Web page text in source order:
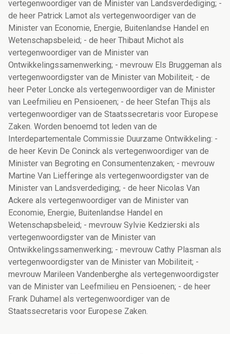
vertegenwoordiger van de Minister van Landsverdediging; -
de heer Patrick Lamot als vertegenwoordiger van de
Minister van Economie, Energie, Buitenlandse Handel en
Wetenschapsbeleid; - de heer Thibaut Michot als
vertegenwoordiger van de Minister van
Ontwikkelingssamenwerking; - mevrouw Els Bruggeman als
vertegenwoordigster van de Minister van Mobiliteit; - de
heer Peter Loncke als vertegenwoordiger van de Minister
van Leefmilieu en Pensioenen; - de heer Stefan Thijs als
vertegenwoordiger van de Staatssecretaris voor Europese
Zaken. Worden benoemd tot leden van de
Interdepartementale Commissie Duurzame Ontwikkeling: -
de heer Kevin De Coninck als vertegenwoordiger van de
Minister van Begroting en Consumentenzaken; - mevrouw
Martine Van Liefferinge als vertegenwoordigster van de
Minister van Landsverdediging; - de heer Nicolas Van
Ackere als vertegenwoordiger van de Minister van
Economie, Energie, Buitenlandse Handel en
Wetenschapsbeleid; - mevrouw Sylvie Kedzierski als
vertegenwoordigster van de Minister van
Ontwikkelingssamenwerking; - mevrouw Cathy Plasman als
vertegenwoordigster van de Minister van Mobiliteit; -
mevrouw Marileen Vandenberghe als vertegenwoordigster
van de Minister van Leefmilieu en Pensioenen; - de heer
Frank Duhamel als vertegenwoordiger van de
Staatssecretaris voor Europese Zaken.